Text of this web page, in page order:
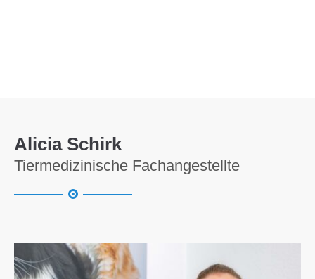
Alicia Schirk
Tiermedizinische Fachangestellte